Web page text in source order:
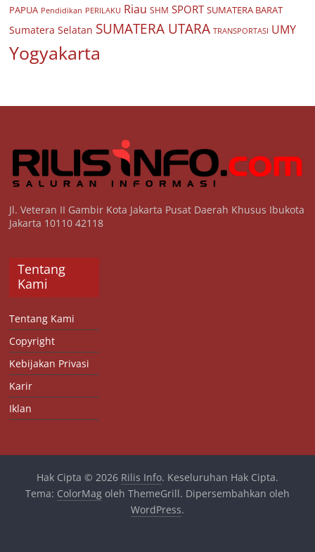
PAPUA Pendidikan PERILAKU Riau SHM SPORT SUMATERA BARAT
Sumatera Selatan SUMATERA UTARA TRANSPORTASI UMY
Yogyakarta
Jl. Veteran II Gambir Kota Jakarta Pusat Daerah Khusus Ibukota
Jakarta 10110 42118
Tentang
Kami
Tentang Kami
Copyright
Kebijakan Privasi
Karir
Iklan
Hak Cipta © 2026 Rilis Info. Keseluruhan Hak Cipta.
Tema: ColorMagoleh ThemeGrill. Dipersembahkan oleh
WordPress.